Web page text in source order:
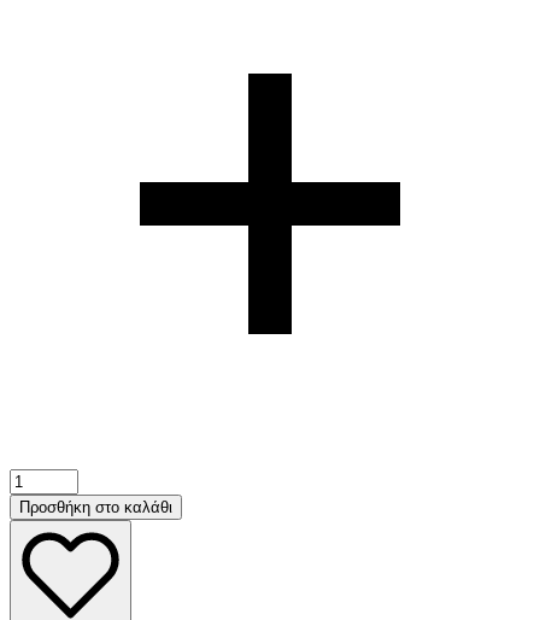
Bamboo
Green
Print
Skirt
COMPANIA
FANTASTICA
ποσότητα
Προσθήκη στο καλάθι